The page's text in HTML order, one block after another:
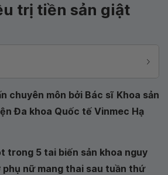
trị tiền sản giật
chuyên môn bởi Bác sĩ Khoa sản
Đa khoa Quốc tế Vinmec Hạ
trong 5 tai biến sản khoa nguy
phụ nữ mang thai sau tuần thứ